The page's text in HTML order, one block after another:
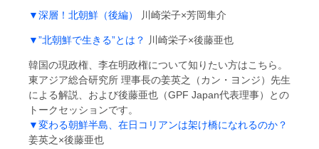
▼深層！北朝鮮（後編） 川崎栄子×芳岡隼介
▼”北朝鮮で生きる”とは？ 川崎栄子×後藤亜也
韓国の現政権、李在明政権について知りたい方はこちら。
東アジア総合研究所 理事長の姜英之（カン・ヨンジ）先生
による解説、および後藤亜也（GPF Japan代表理事）との
トークセッションです。
▼変わる朝鮮半島、在日コリアンは架け橋になれるのか？
姜英之×後藤亜也